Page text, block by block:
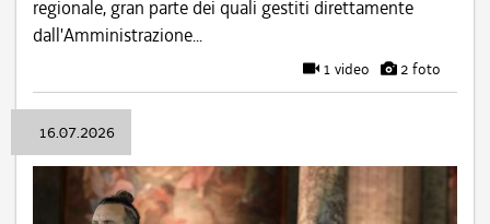
regionale, gran parte dei quali gestiti direttamente
dall'Amministrazione...
1 video 2 foto
16.07.2026